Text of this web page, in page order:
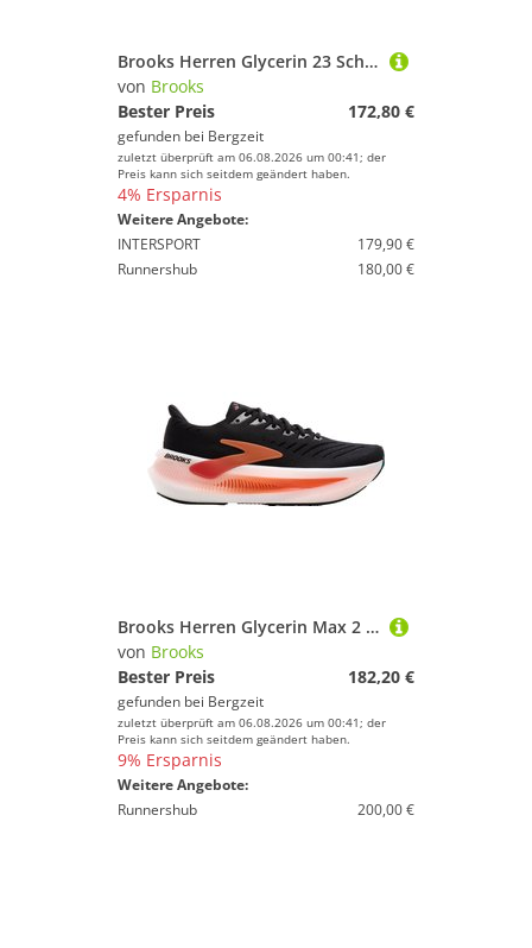
Brooks Herren Glycerin 23 Schuhe
von Brooks
Bester Preis
172,80 €
gefunden bei Bergzeit
zuletzt überprüft am 06.08.2026 um 00:41; der
Preis kann sich seitdem geändert haben.
4% Ersparnis
Weitere Angebote:
INTERSPORT
179,90 €
Runnershub
180,00 €
Brooks Herren Glycerin Max 2 Schuhe
von Brooks
Bester Preis
182,20 €
gefunden bei Bergzeit
zuletzt überprüft am 06.08.2026 um 00:41; der
Preis kann sich seitdem geändert haben.
9% Ersparnis
Weitere Angebote:
Runnershub
200,00 €